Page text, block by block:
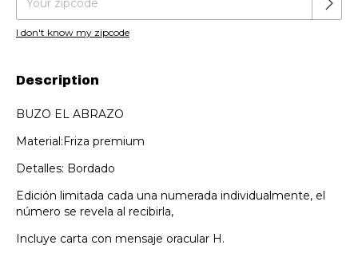
I don't know my zipcode
Description
BUZO EL ABRAZO
Material:Friza premium
Detalles: Bordado
Edición limitada cada una numerada individualmente, el
número se revela al recibirla,
Incluye carta con mensaje oracular H.